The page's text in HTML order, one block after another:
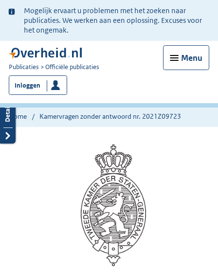
Ter
informatie:
Mogelijk ervaart u problemen met het zoeken naar
publicaties. We werken aan een oplossing. Excuses voor
het ongemak.
Menu
U
bent
nu
hier:
Publicaties Officiële publicaties
Inloggen
Home Kamervragen zonder antwoord nr. 2021Z09723